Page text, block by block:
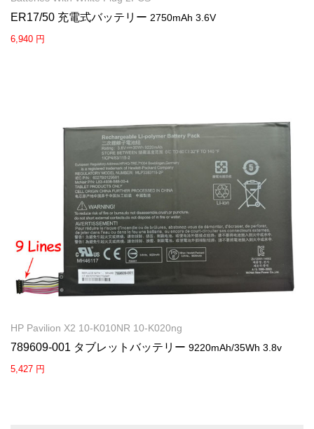
ER17/50 充電式バッテリー 2750mAh 3.6V
6,940 円
HP Pavilion X2 10-K010NR 10-K020ng
789609-001 タブレットバッテリー 9220mAh/35Wh 3.8v
5,427 円